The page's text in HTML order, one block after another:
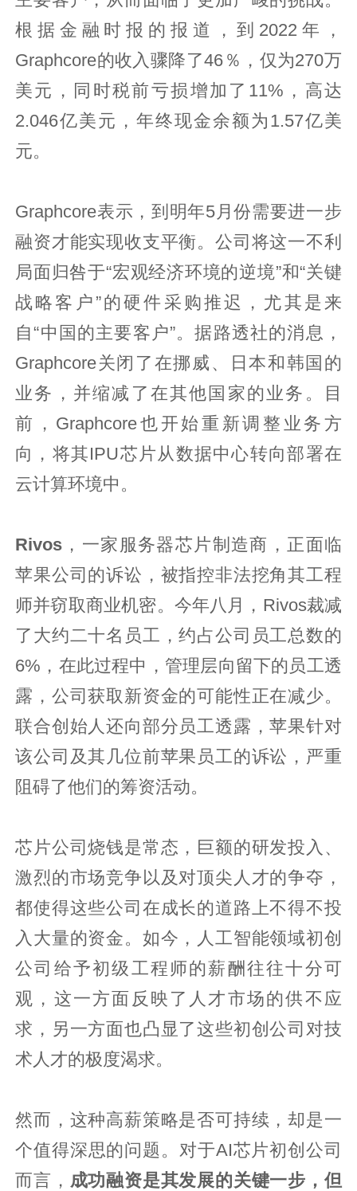
根据金融时报的报道，到2022年，
Graphcore的收入骤降了46％，仅为270万
美元，同时税前亏损增加了11%，高达
2.046亿美元，年终现金余额为1.57亿美
元。
Graphcore表示，到明年5月份需要进一步
融资才能实现收支平衡。公司将这一不利
局面归咎于“宏观经济环境的逆境”和“关键
战略客户”的硬件采购推迟，尤其是来
自“中国的主要客户”。据路透社的消息，
Graphcore关闭了在挪威、日本和韩国的
业务，并缩减了在其他国家的业务。目
前，Graphcore也开始重新调整业务方
向，将其IPU芯片从数据中心转向部署在
云计算环境中。
Rivos ，一家服务器芯片制造商，正面临
苹果公司的诉讼，被指控非法挖角其工程
师并窃取商业机密。今年八月，Rivos裁减
了大约二十名员工，约占公司员工总数的
6%，在此过程中，管理层向留下的员工透
露，公司获取新资金的可能性正在减少。
联合创始人还向部分员工透露，苹果针对
该公司及其几位前苹果员工的诉讼，严重
阻碍了他们的筹资活动。
芯片公司烧钱是常态，巨额的研发投入、
激烈的市场竞争以及对顶尖人才的争夺，
都使得这些公司在成长的道路上不得不投
入大量的资金。如今，人工智能领域初创
公司给予初级工程师的薪酬往往十分可
观，这一方面反映了人才市场的供不应
求，另一方面也凸显了这些初创公司对技
术人才的极度渴求。
然而，这种高薪策略是否可持续，却是一
个值得深思的问题。对于AI芯片初创公司
而言， 成功融资是其发展的关键一步，但